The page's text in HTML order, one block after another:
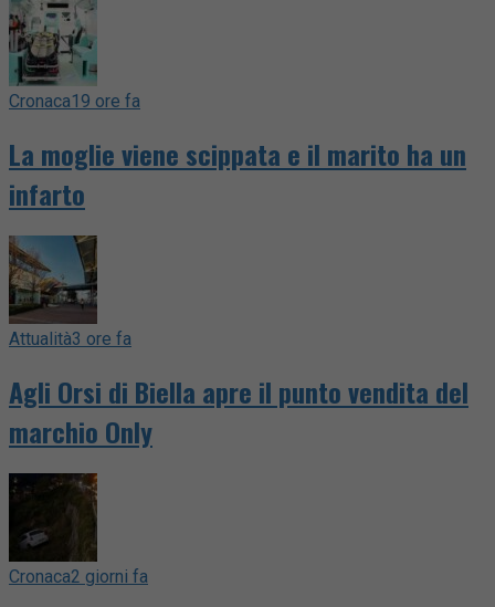
Cronaca19 ore fa
La moglie viene scippata e il marito ha un
infarto
Attualità3 ore fa
Agli Orsi di Biella apre il punto vendita del
marchio Only
Cronaca2 giorni fa